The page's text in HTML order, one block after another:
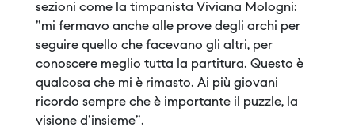
sezioni come la timpanista Viviana Mologni:
"mi fermavo anche alle prove degli archi per
seguire quello che facevano gli altri, per
conoscere meglio tutta la partitura. Questo è
qualcosa che mi è rimasto. Ai più giovani
ricordo sempre che è importante il puzzle, la
visione d'insieme".